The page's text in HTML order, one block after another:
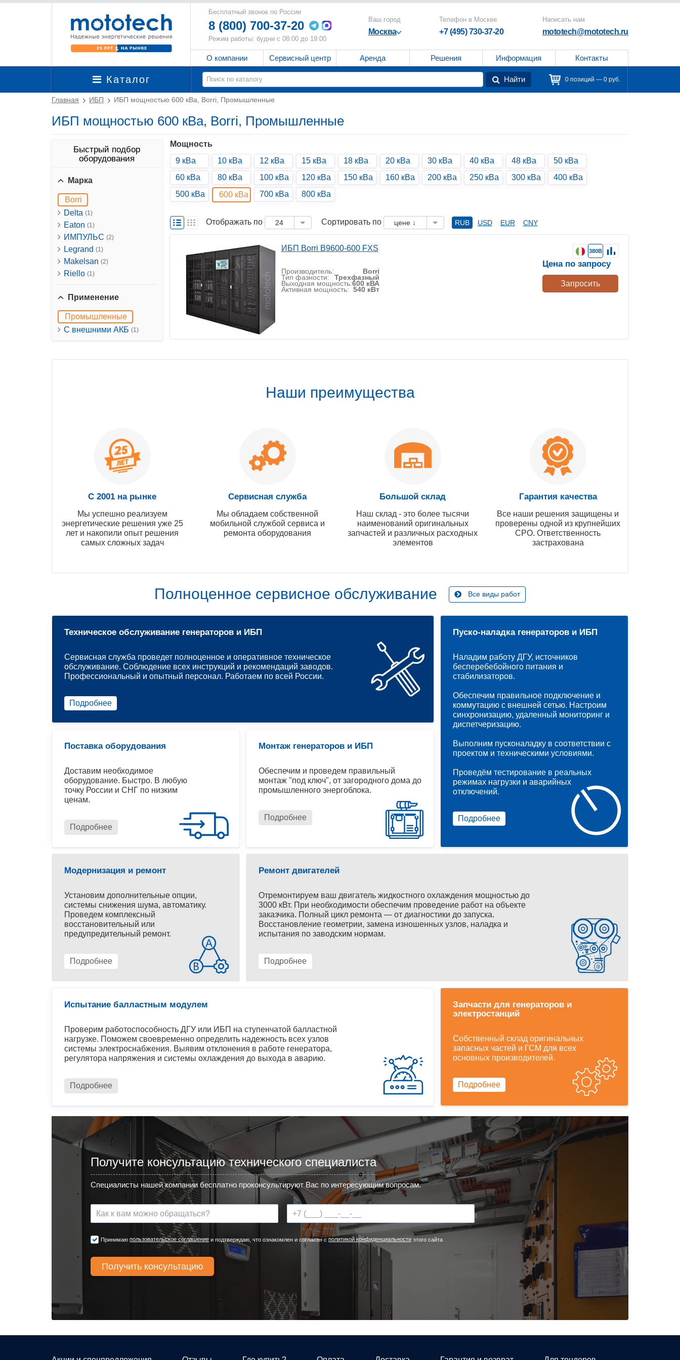
Бесплатный звонок по России
8 (800) 700-37-20
Режим работы: будни с 08:00 до 19:00
Ваш город
Москва
Телефон в Москве
+7 (495) 730-37-20
Написать нам
mototech@mototech.ru
О компании Сервисный центр Аренда Решения Информация Контакты
Каталог Найти 0 позиций — 0 руб.
Главная ИБП ИБП мощностью 600 кВа, Borri, Промышленные
ИБП мощностью 600 кВа, Borri, Промышленные
Быстрый подбор
оборудования
Марка
Borri
Delta (1)
Eaton (1)
ИМПУЛЬС (2)
Legrand (1)
Makelsan (2)
Riello (1)
Применение
Промышленные
С внешними АКБ (1)
Мощность
9 кВа
10 кВа 12 кВа 15 кВа 18 кВа 20 кВа 30 кВа 40 кВа 48 кВа
50 кВа
60 кВа
80 кВа 100 кВа 120 кВа 150 кВа 160 кВа 200 кВа 250 кВа 300 кВа
400 кВа
500 кВа
600 кВа 700 кВа 800 кВа
Отображать по 24 Сортировать по цене ↓ RUB USD EUR CNY
ИБП Borri B9600-600 FXS
Производитель: Borri
Тип фазности: Трехфазный
Выходная мощность:600 кВА
Активная мощность: 540 кВт
380В
Цена по запросу
Запросить
Наши преимущества
С 2001 на рынке
Мы успешно реализуем
энергетические решения уже 25
лет и накопили опыт решения
самых сложных задач
Сервисная служба
Мы обладаем собственной
мобильной службой сервиса и
ремонта оборудования
Большой склад
Наш склад - это более тысячи
наименований оригинальных
запчастей и различных расходных
элементов
Гарантия качества
Все наши решения защищены и
проверены одной из крупнейших
СРО. Ответственность
застрахована
Полноценное сервисное обслуживание Все виды работ
Техническое обслуживание генераторов и ИБП
Сервисная служба проведет полноценное и оперативное техническое
обслуживание. Соблюдение всех инструкций и рекомендаций заводов.
Профессиональный и опытный персонал. Работаем по всей России.
Подробнее
Поставка оборудования
Доставим необходимое
оборудование. Быстро. В любую
точку России и СНГ по низким
ценам.
Подробнее
Монтаж генераторов и ИБП
Обеспечим и проведем правильный
монтаж "под ключ", от загородного дома до
промышленного энергоблока.
Подробнее
Пуско-наладка генераторов и ИБП
Наладим работу ДГУ, источников
бесперебебойного питания и
стабилизаторов.
Обеспечим правильное подключение и
коммутацию с внешней сетью. Настроим
синхронизацию, удаленный мониторинг и
диспетчеризацию.
Выполним пусконаладку в соответствии с
проектом и техническими условиями.
Проведём тестирование в реальных
режимах нагрузки и аварийных
отключений.
Подробнее
Ремонт двигателей
Отремонтируем ваш двигатель жидкостного охлаждения мощностью до
3000 кВт. При необходимости обеспечим проведение работ на объекте
заказчика. Полный цикл ремонта — от диагностики до запуска.
Восстановление геометрии, замена изношенных узлов, наладка и
испытания по заводским нормам.
Подробнее
Модернизация и ремонт
Установим дополнительные опции,
системы снижения шума, автоматику.
Проведем комплексный
восстановительный или
предупредительный ремонт.
Подробнее
Запчасти для генераторов и
электростанций
Собственный склад оригинальных
запасных частей и ГСМ для всех
основных производителей.
Подробнее
Испытание балластным модулем
Проверим работоспособность ДГУ или ИБП на ступенчатой балластной
нагрузке. Поможем своевременно определить надежность всех узлов
системы электроснабжения. Выявим отклонения в работе генератора,
регулятора напряжения и системы охлаждения до выхода в аварию.
Подробнее
Получите консультацию технического специалиста
Специалисты нашей компании бесплатно проконсультируют Вас по интересующим вопросам.
Принимаю пользовательское соглашение и подтверждаю, что ознакомлен и согласен с политикой конфиденциальности этого сайта